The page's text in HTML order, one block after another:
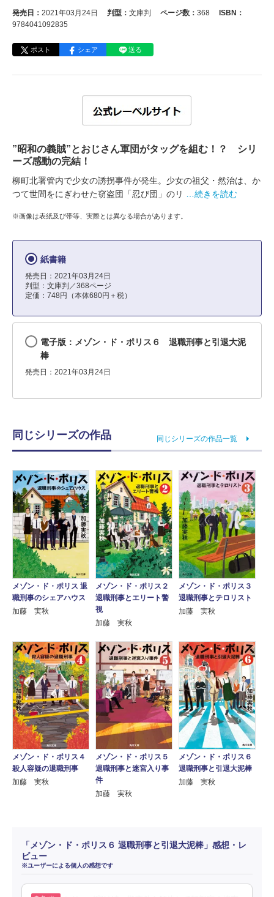
発売日： 2021年03月24日 判型： 文庫判 ページ数： 368
ISBN：
9784041092835
ポスト シェア 送る
”昭和の義賊”とおじさん軍団がタッグを組む！？ シリ
ーズ感動の完結！
柳町北署管内で少女の誘拐事件が発生。少女の祖父・然治は、か
つて世間をにぎわせた窃盗団「忍び団」のリ
…続きを読む
※画像は表紙及び帯等、実際とは異なる場合があります。
紙書籍
発売日：2021年03月24日
判型：文庫判／368ページ
定価：748円（本体680円＋税）
電子版：メゾン・ド・ポリス６ 退職刑事と引退大泥
棒
発売日：2021年03月24日
同じシリーズの作品 同じシリーズの作品一覧
メゾン・ド・ポリス 退
職刑事のシェアハウス
加藤 実秋
メゾン・ド・ポリス２
退職刑事とエリート警
視
加藤 実秋
メゾン・ド・ポリス３
退職刑事とテロリスト
加藤 実秋
メゾン・ド・ポリス４
殺人容疑の退職刑事
加藤 実秋
メゾン・ド・ポリス５
退職刑事と迷宮入り事
件
加藤 実秋
メゾン・ド・ポリス６
退職刑事と引退大泥棒
加藤 実秋
「メゾン・ド・ポリス６ 退職刑事と引退大泥棒」感想・レ
ビュー
※ユーザーによる個人の感想です